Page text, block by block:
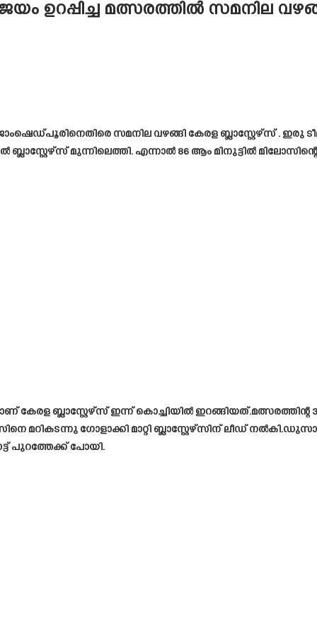
ഉറപ്പിച്ച മത്സരത്തിൽ സമനില
സമനില വഴങ്ങി കേരള ബ്ലാസ്റ്റേഴ്‌സ് .
മുന്നിലെത്തി. എന്നാൽ 86 ആം മിനുട്ടിൽ
ബ്ലാസ്റ്റേഴ്‌സ് ഇന്ന് കൊച്ചിയിൽ ഇറങ്ങിയത്.മത്സരത്തിന്റ 35
ഗോളാക്കി മാറ്റി ബ്ലാസ്റ്റേഴ്സിന് ലീഡ്
പുറത്തേക്ക് പോയി.